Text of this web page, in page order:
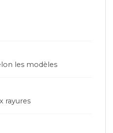
les modèles
rayures